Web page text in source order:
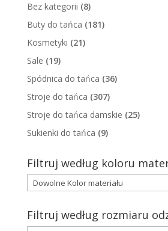
Bez kategorii (8)
Buty do tańca (181)
Kosmetyki (21)
Sale (19)
Spódnica do tańca (36)
Stroje do tańca (307)
Stroje do tańca damskie (25)
Sukienki do tańca (9)
Filtruj według koloru
Filtruj według rozmiaru